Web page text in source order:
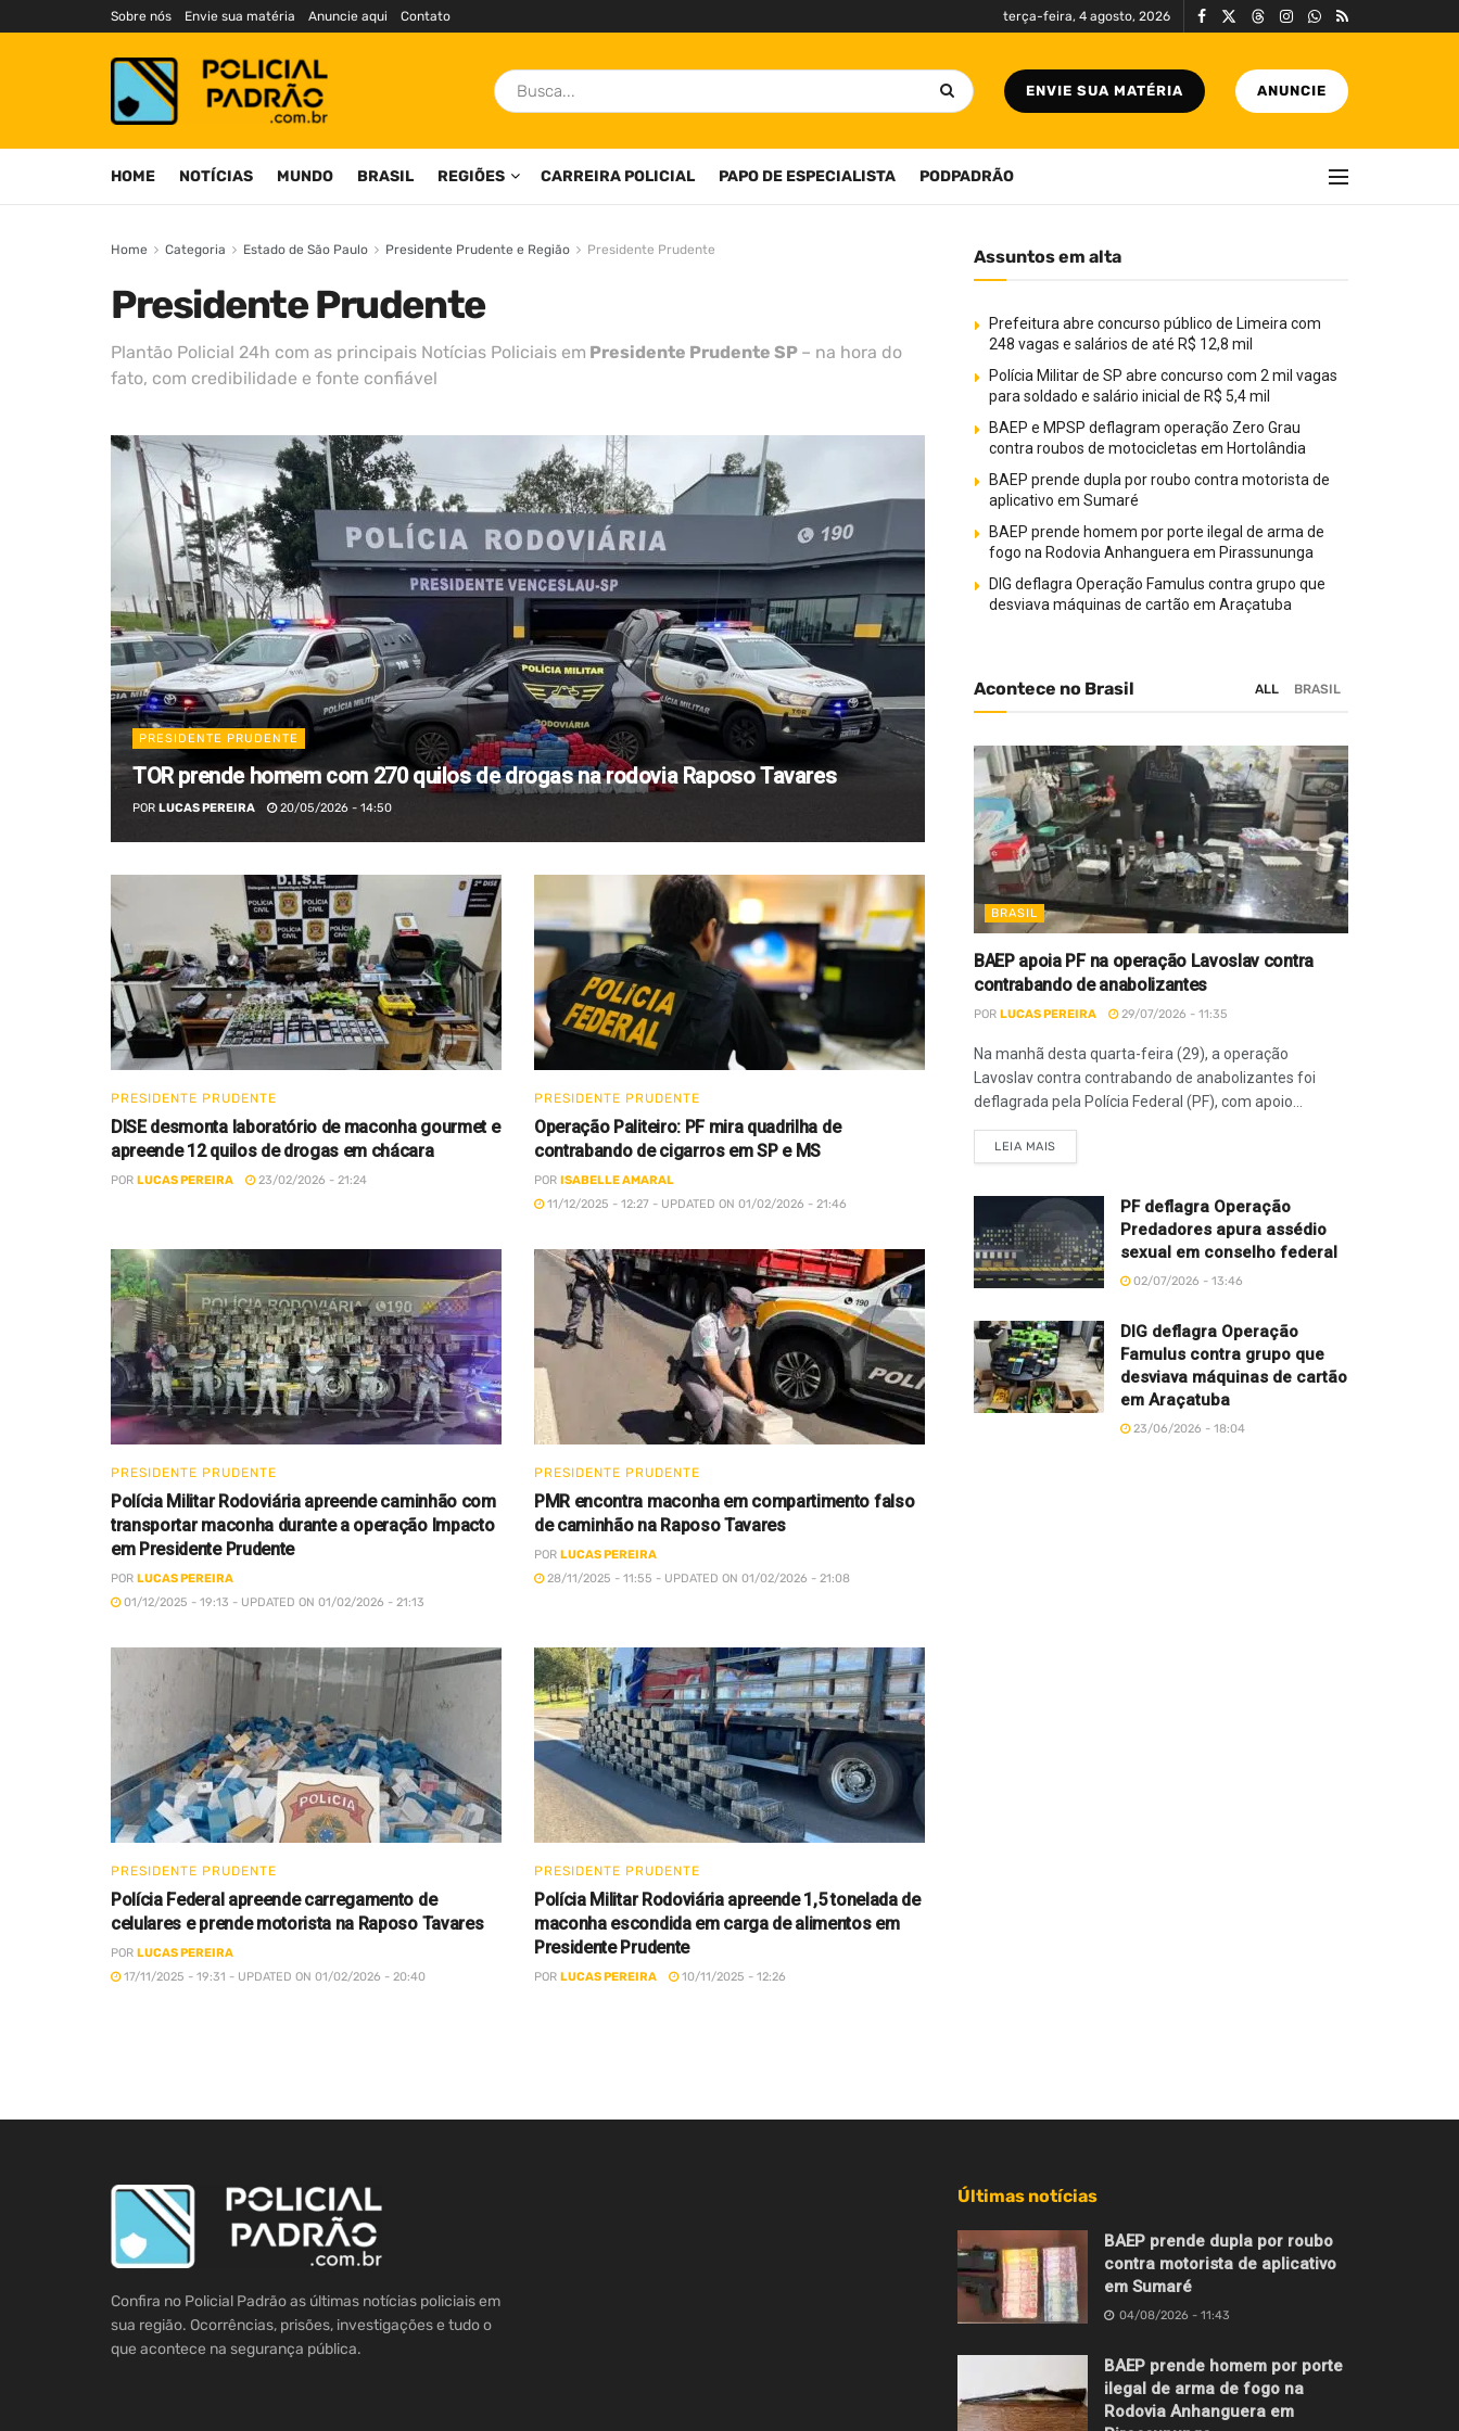
Sobre nós Envie sua matéria Anuncie aqui Contato terça-feira, 4 agosto, 2026
ENVIE SUA MATÉRIA ANUNCIE
HOME NOTÍCIAS MUNDO BRASIL REGIÕES CARREIRA POLICIAL PAPO DE ESPECIALISTA PODPADRÃO
Home Categoria Estado de São Paulo Presidente Prudente e Região Presidente Prudente
Presidente Prudente
Plantão Policial 24h com as principais Notícias Policiais em Presidente Prudente SP – na hora do
fato, com credibilidade e fonte confiável
PRESIDENTE PRUDENTE
TOR prende homem com 270 quilos de drogas na rodovia Raposo Tavares
POR LUCAS PEREIRA 20/05/2026 - 14:50
PRESIDENTE PRUDENTE
DISE desmonta laboratório de maconha gourmet e
apreende 12 quilos de drogas em chácara
POR LUCAS PEREIRA 23/02/2026 - 21:24
PRESIDENTE PRUDENTE
Operação Paliteiro: PF mira quadrilha de
contrabando de cigarros em SP e MS
POR ISABELLE AMARAL
11/12/2025 - 12:27 - UPDATED ON 01/02/2026 - 21:46
PRESIDENTE PRUDENTE
Polícia Militar Rodoviária apreende caminhão com
transportar maconha durante a operação Impacto
em Presidente Prudente
POR LUCAS PEREIRA
01/12/2025 - 19:13 - UPDATED ON 01/02/2026 - 21:13
PRESIDENTE PRUDENTE
PMR encontra maconha em compartimento falso
de caminhão na Raposo Tavares
POR LUCAS PEREIRA
28/11/2025 - 11:55 - UPDATED ON 01/02/2026 - 21:08
PRESIDENTE PRUDENTE
Polícia Federal apreende carregamento de
celulares e prende motorista na Raposo Tavares
POR LUCAS PEREIRA
17/11/2025 - 19:31 - UPDATED ON 01/02/2026 - 20:40
PRESIDENTE PRUDENTE
Polícia Militar Rodoviária apreende 1,5 tonelada de
maconha escondida em carga de alimentos em
Presidente Prudente
POR LUCAS PEREIRA 10/11/2025 - 12:26
Assuntos em alta
Prefeitura abre concurso público de Limeira com
248 vagas e salários de até R$ 12,8 mil
Polícia Militar de SP abre concurso com 2 mil vagas
para soldado e salário inicial de R$ 5,4 mil
BAEP e MPSP deflagram operação Zero Grau
contra roubos de motocicletas em Hortolândia
BAEP prende dupla por roubo contra motorista de
aplicativo em Sumaré
BAEP prende homem por porte ilegal de arma de
fogo na Rodovia Anhanguera em Pirassununga
DIG deflagra Operação Famulus contra grupo que
desviava máquinas de cartão em Araçatuba
Acontece no Brasil ALL BRASIL
BRASIL
BAEP apoia PF na operação Lavoslav contra
contrabando de anabolizantes
POR LUCAS PEREIRA 29/07/2026 - 11:35
Na manhã desta quarta-feira (29), a operação
Lavoslav contra contrabando de anabolizantes foi
deflagrada pela Polícia Federal (PF), com apoio...
LEIA MAIS
PF deflagra Operação
Predadores apura assédio
sexual em conselho federal
02/07/2026 - 13:46
DIG deflagra Operação
Famulus contra grupo que
desviava máquinas de cartão
em Araçatuba
23/06/2026 - 18:04
Confira no Policial Padrão as últimas notícias policiais em
sua região. Ocorrências, prisões, investigações e tudo o
que acontece na segurança pública.
Últimas notícias
BAEP prende dupla por roubo
contra motorista de aplicativo
em Sumaré
04/08/2026 - 11:43
BAEP prende homem por porte
ilegal de arma de fogo na
Rodovia Anhanguera em